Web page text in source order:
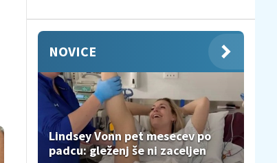
NOVICE
Lindsey Vonn pet mesecev po
padcu: gleženj še ni zaceljen